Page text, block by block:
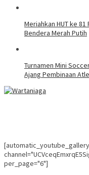
Meriahkan HUT ke
Bendera Merah Putih
Turnamen Mini
Ajang Pembinaan
per_page="6"]